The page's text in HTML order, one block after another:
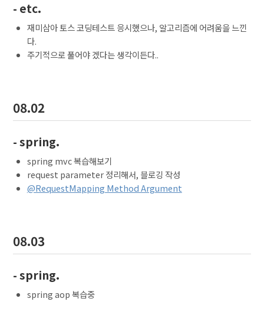
- etc.
재미삼아 토스 코딩테스트 응시했으나, 알고리즘에 어려움을 느낀
다.
주기적으로 풀어야 겠다는 생각이든다..
08.02
- spring.
spring mvc 복습해보기
request parameter 정리해서, 블로깅 작성
@RequestMapping Method Argument
08.03
- spring.
spring aop 복습중